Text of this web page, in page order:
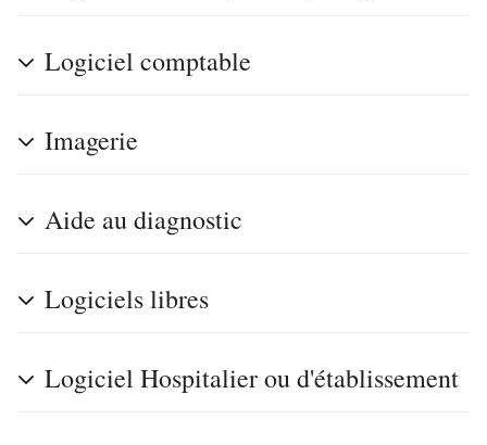
Ouvrir le menu principal
Logiciel comptable
Imagerie
Aide au diagnostic
Logiciels libres
Logiciel Hospitalier ou d'établissement